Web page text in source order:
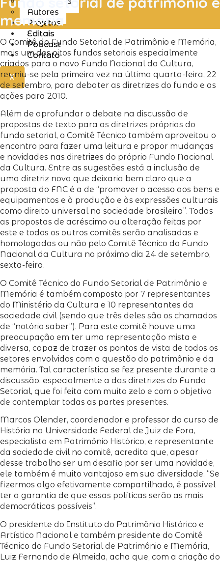
Autores
Projetos
Editais
Podcast
Contato
X
memória
O Comitê do Fundo Setorial de Patrimônio e Memória,
mais um dos oitos fundos setoriais especialmente
criados para o novo Fundo Nacional da Cultura,
reuniu-se pela primeira vez na última quarta-feira, 22
de setembro, para debater as diretrizes do fundo e as
ações para 2010.
Além de aprofundar o debate na discussão de
propostas de texto para as diretrizes próprias do
fundo setorial, o Comitê Técnico também aproveitou o
encontro para fazer uma leitura e propor mudanças
e novidades nas diretrizes do próprio Fundo Nacional
da Cultura. Entre as sugestões está a inclusão de
uma diretriz nova que deixaria bem claro que a
proposta do FNC é a de “promover o acesso aos bens e
equipamentos e à produção e às expressões culturais
como direito universal na sociedade brasileira”. Todas
as propostas de acréscimo ou alteração feitas por
este e todos os outros comitês serão analisadas e
homologadas ou não pelo Comitê Técnico do Fundo
Nacional da Cultura no próximo dia 24 de setembro,
sexta-feira.
O Comitê Técnico do Fundo Setorial de Patrimônio e
Memória é também composto por 7 representantes
do Ministério da Cultura e 10 representantes da
sociedade civil (sendo que três deles são os chamados
de “notório saber”). Para este comitê houve uma
preocupação em ter uma representação mista e
diversa, capaz de trazer os pontos de vista de todos os
setores envolvidos com a questão do patrimônio e da
memória. Tal característica se fez presente durante a
discussão, especialmente a das diretrizes do Fundo
Setorial, que foi feita com muito zelo e com o objetivo
de contemplar todas as partes presentes.
Marcos Olender, coordenador e professor do curso de
História na Universidade Federal de Juiz de Fora,
especialista em Patrimônio Histórico, e representante
da sociedade civil no comitê, acredita que, apesar
desse trabalho ser um desafio por ser uma novidade,
ele também é muito vantajoso em sua diversidade. “Se
fizermos algo efetivamente compartilhado, é possível
ter a garantia de que essas políticas serão as mais
democráticas possíveis”.
O presidente do Instituto do Patrimônio Histórico e
Artístico Nacional e também presidente do Comitê
Técnico do Fundo Setorial de Patrimônio e Memória,
Luiz Fernando de Almeida, acha que, com a criação do